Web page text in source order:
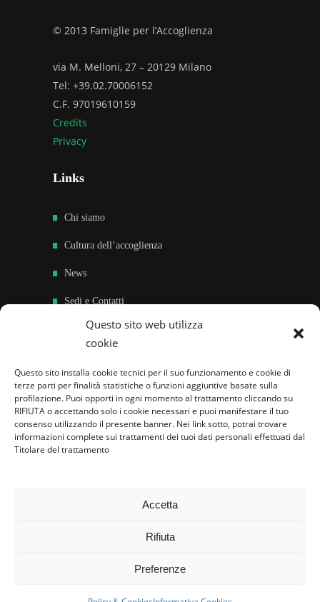
Questo sito web utilizza
cookie
Questo sito installa cookie tecnici per il suo funzionamento e cookie di
terze parti per finalità statistiche o funzioni aggiuntive basate sulla
profilazione. Puoi opporti in ogni momento al trattamento cliccando su
RIFIUTA o accettando solo i cookie necessari e puoi manifestare il tuo
consenso utilizzando il presente banner. Nei link sotto, potrai trovare
informazioni complete sui trattamenti dei tuoi dati personali effettuati dal
Titolare del trattamento
Accetta
Rifiuta
Preferenze
© 2013 Famiglie per l’Accoglienza
via M. Melloni, 27 – 20129 Milano
Tel: +39.02.70006152
C.F. 97019610159
Credits
Privacy
Links
Chi siamo
Cultura dell’accoglienza
News
Sedi e Contatti
Sostieni
Famiglie per l’accoglienza nel mondo